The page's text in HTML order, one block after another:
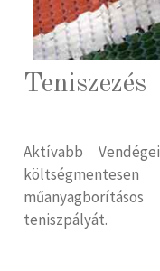
Teniszezés
Aktívabb
műanyagborításos